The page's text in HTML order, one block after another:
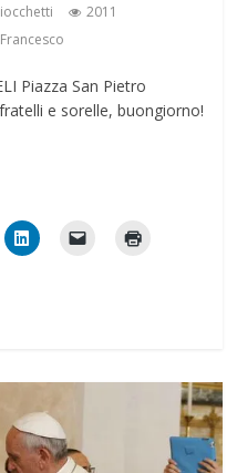
2011
Piazza San Pietro
e sorelle, buongiorno!